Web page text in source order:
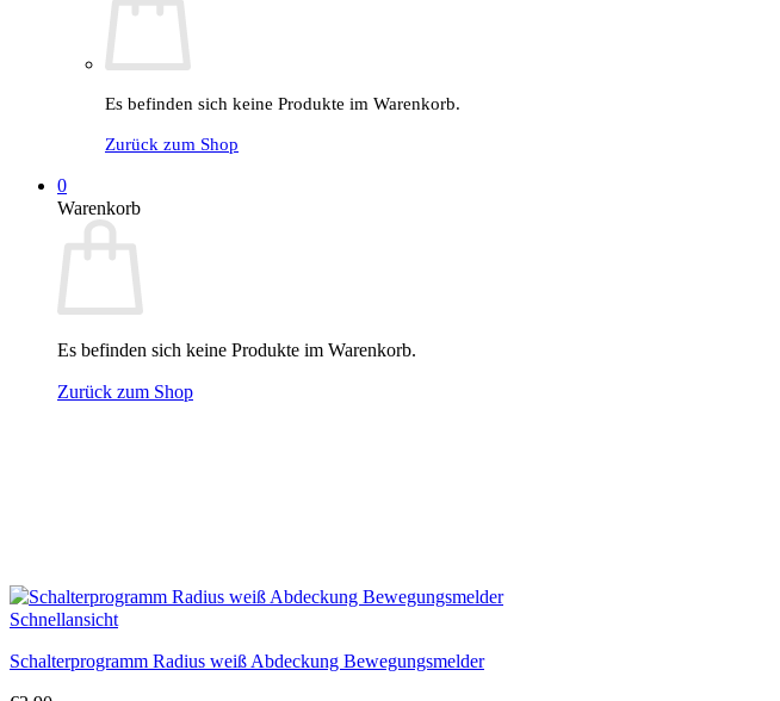
Es befinden sich keine Produkte im Warenkorb.
Zurück zum Shop
0
Warenkorb
Es befinden sich keine Produkte im Warenkorb.
Zurück zum Shop
Schnellansicht
Schalterprogramm Radius weiß Abdeckung Bewegungsmelder